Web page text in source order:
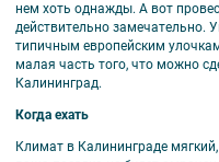
нем хоть однажды. А вот
действительно замечательно.
типичным европейским
малая часть того, что можно
Калининград.
Когда ехать
Климат в Калининграде